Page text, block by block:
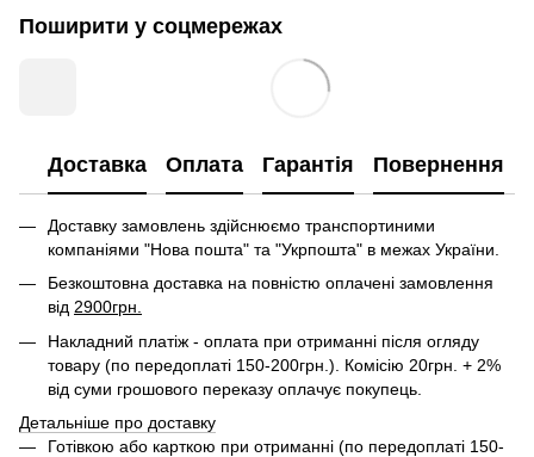
Поширити у соцмережах
Доставка Оплата Гарантія Повернення
Доставку замовлень здійснюємо транспортиними
компаніями "Нова пошта" та "Укрпошта" в межах України.
Безкоштовна доставка на повністю оплачені замовлення
від 2900грн.
Накладний платіж - оплата при отриманні після огляду
товару (по передоплаті 150-200грн.). Комісію 20грн. + 2%
від суми грошового переказу оплачує покупець.
Детальніше про доставку
Готівкою або карткою при отриманні (по передоплаті 150-